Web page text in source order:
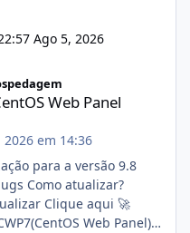
Ago 5, 2026
Web Panel
2026 em 14:36
Clique aqui 🚀